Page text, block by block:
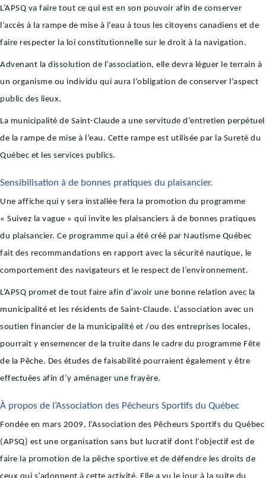
L’APSQ va faire tout ce qui est en son pouvoir afin de conserver
l’accès à la rampe de mise à l’eau à tous les citoyens canadiens et de
faire respecter la loi constitutionnelle sur le droit à la navigation.
Advenant la dissolution de l’association, elle devra léguer le terrain à
un organisme ou individu qui aura l’obligation de conserver l’aspect
public des lieux.
La municipalité de Saint-Claude a une servitude d’entretien perpétuel
de la rampe de mise à l’eau. Cette rampe est utilisée par la Sureté du
Québec et les services publics.
Sensibilisation à de bonnes pratiques du plaisancier.
Une affiche qui y sera installée fera la promotion du programme
« Suivez la vague » qui invite les plaisanciers à de bonnes pratiques
du plaisancier. Ce programme qui a été créé par Nautisme Québec
fait des recommandations en rapport avec la sécurité nautique, le
comportement des navigateurs et le respect de l’environnement.
L’APSQ promet de tout faire afin d’avoir une bonne relation avec la
municipalité et les résidents de Saint-Claude. L’association avec un
soutien financier de la municipalité et /ou des entreprises locales,
pourrait y ensemencer de la truite dans le cadre du programme Fête
de la Pêche. Des études de faisabilité pourraient également y être
effectuées afin d’y aménager une frayère.
À propos de l’Association des Pêcheurs Sportifs du Québec
Fondée en mars 2009, l’Association des Pêcheurs Sportifs du Québec
(APSQ) est une organisation sans but lucratif dont l’objectif est de
faire la promotion de la pêche sportive et de défendre les droits de